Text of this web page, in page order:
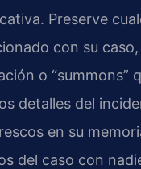
Preserve
con su caso,
o “summons”
detalles del
en su
del caso con